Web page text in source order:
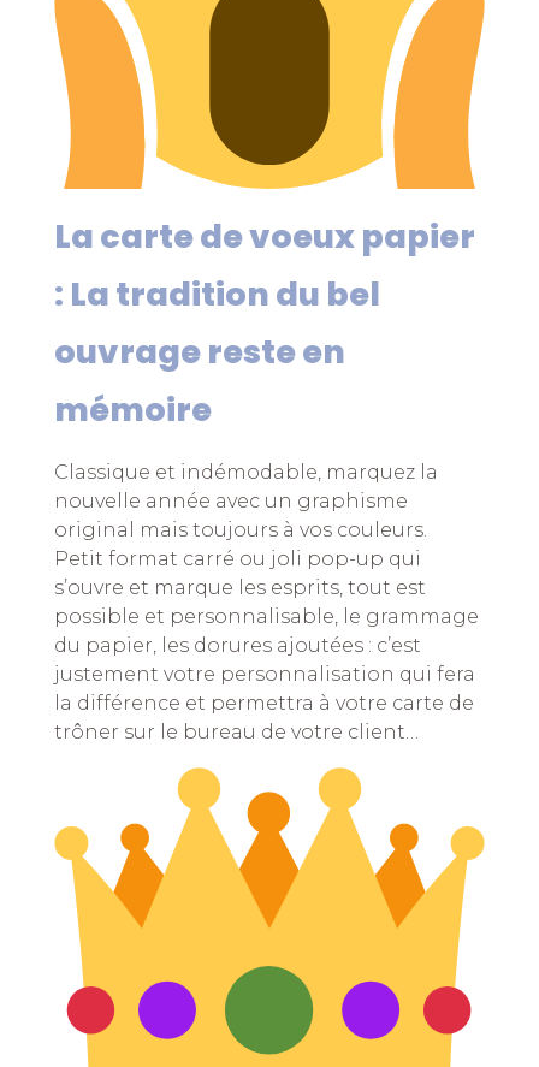
La carte de voeux papier
: La tradition du bel
ouvrage reste en
mémoire
Classique et indémodable, marquez la
nouvelle année avec un graphisme
original mais toujours à vos couleurs.
Petit format carré ou joli pop-up qui
s’ouvre et marque les esprits, tout est
possible et personnalisable, le grammage
du papier, les dorures ajoutées : c’est
justement votre personnalisation qui fera
la différence et permettra à votre carte de
trôner sur le bureau de votre client…